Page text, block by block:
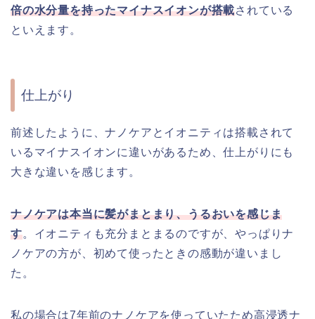
倍の水分量を持ったマイナスイオンが搭載されている
といえます。
仕上がり
前述したように、ナノケアとイオニティは搭載されて
いるマイナスイオンに違いがあるため、仕上がりにも
大きな違いを感じます。
ナノケアは本当に髪がまとまり、うるおいを感じま
す。イオニティも充分まとまるのですが、やっぱりナ
ノケアの方が、初めて使ったときの感動が違いまし
た。
私の場合は7年前のナノケアを使っていたため高浸透ナ